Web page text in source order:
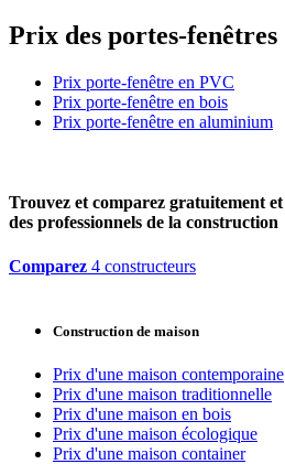
Prix des portes-fenêtres
Prix porte-fenêtre en PVC
Prix porte-fenêtre en bois
Prix porte-fenêtre en aluminium
Trouvez et comparez gratuitement et
des professionnels de la construction
Comparez 4 constructeurs
Construction de maison
Prix d'une maison contemporaine
Prix d'une maison traditionnelle
Prix d'une maison en bois
Prix d'une maison écologique
Prix d'une maison container